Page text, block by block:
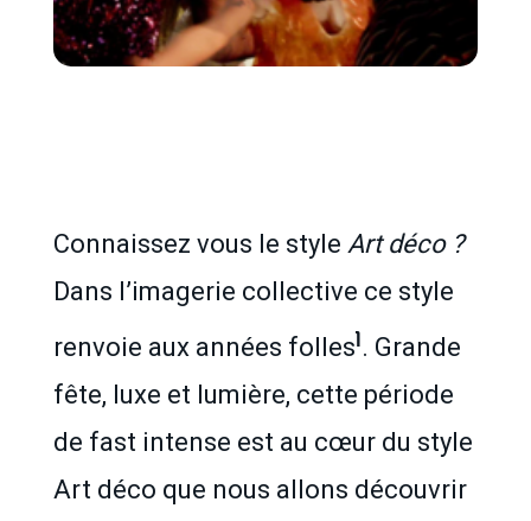
Connaissez vous le style Art déco ?
Dans l’imagerie collective ce style
renvoie aux années folles1. Grande
fête, luxe et lumière, cette période
de fast intense est au cœur du style
Art déco que nous allons découvrir